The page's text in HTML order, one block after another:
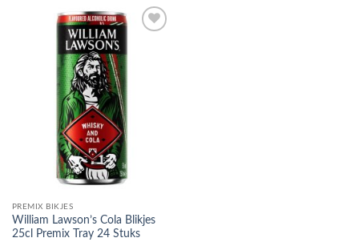
Toevoegen
verlanglijst
PREMIX BIKJES
William Lawson’s Cola Blikjes
25cl Premix Tray 24 Stuks